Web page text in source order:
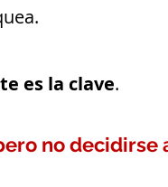
es la clave.
no decidirse